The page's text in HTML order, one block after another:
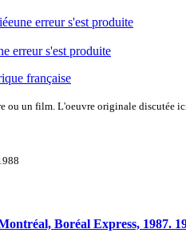
une erreur s'est produite
erreur s'est produite
française
ou un film. L'oeuvre originale discutée
Boréal Express, 1987.